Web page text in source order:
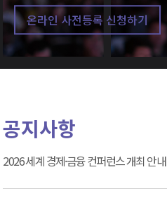
온라인 사전등록 신청하기
공지사항
2026 세계 경제·금융 컨퍼런스 개최 안내